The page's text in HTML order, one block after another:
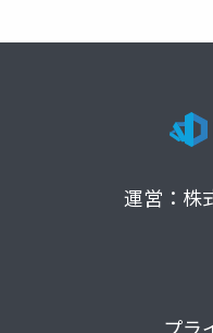
運営：株
プラ